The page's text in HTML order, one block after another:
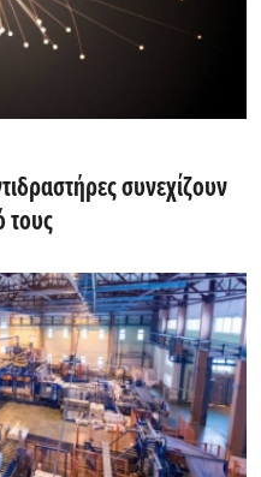
συνεχίζουν
τους